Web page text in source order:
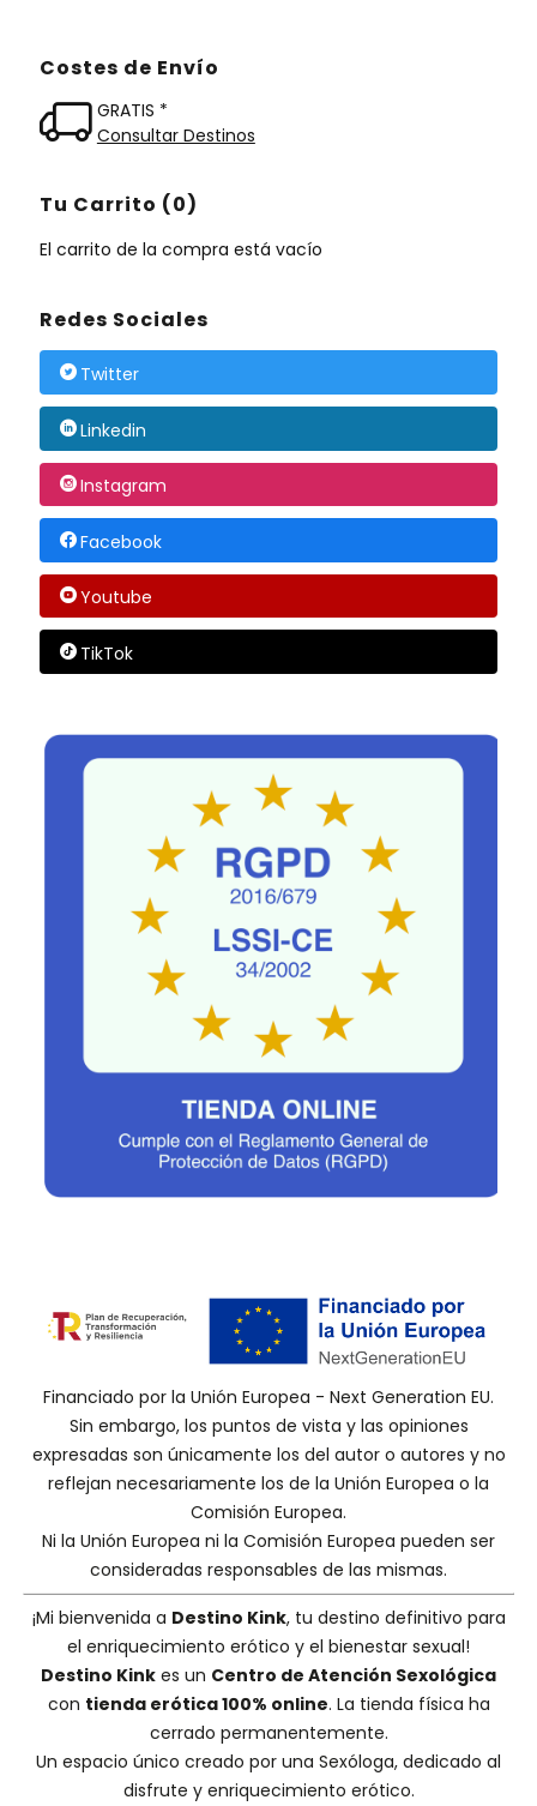
Costes de Envío
GRATIS *
Consultar Destinos
Tu Carrito (0)
El carrito de la compra está vacío
Redes Sociales
Twitter
Linkedin
Instagram
Facebook
Youtube
TikTok
Financiado por la Unión Europea - Next Generation EU.
Sin embargo, los puntos de vista y las opiniones
expresadas son únicamente los del autor o autores y no
reflejan necesariamente los de la Unión Europea o la
Comisión Europea.
Ni la Unión Europea ni la Comisión Europea pueden ser
consideradas responsables de las mismas.
¡Mi bienvenida a Destino Kink, tu destino definitivo para
el enriquecimiento erótico y el bienestar sexual!
Destino Kink es un Centro de Atención Sexológica
con tienda erótica 100% online. La tienda física ha
cerrado permanentemente.
Un espacio único creado por una Sexóloga, dedicado al
disfrute y enriquecimiento erótico.